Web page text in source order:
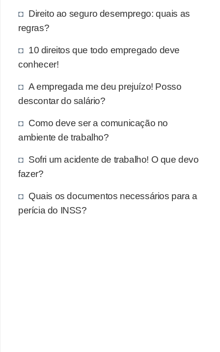
Direito ao seguro desemprego: quais as
regras?
10 direitos que todo empregado deve
conhecer!
A empregada me deu prejuízo! Posso
descontar do salário?
Como deve ser a comunicação no
ambiente de trabalho?
Sofri um acidente de trabalho! O que devo
fazer?
Quais os documentos necessários para a
perícia do INSS?